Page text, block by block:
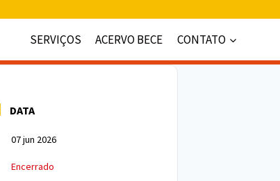
SERVIÇOS
ACERVO BECE CONTATO
DATA
07 jun 2026
Encerrado